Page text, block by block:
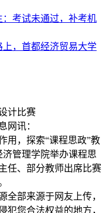
考试未通过，补考机
，首都经济贸易大学
计比赛
网讯：
用，探索“课程思政”教
管理学院举办课程思
任、部分教师出席比赛
全部来源于网友上传，
犯您合法权益的地方，